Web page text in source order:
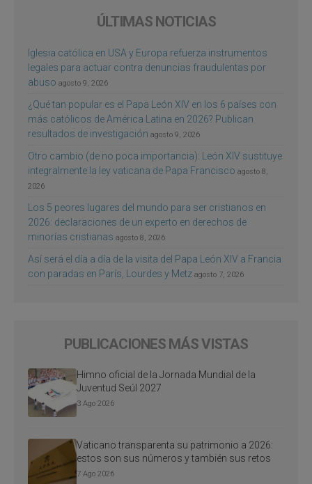
ÚLTIMAS NOTICIAS
Iglesia católica en USA y Europa refuerza instrumentos
legales para actuar contra denuncias fraudulentas por
abuso agosto 9, 2026
¿Qué tan popular es el Papa León XIV en los 6 países con
más católicos de América Latina en 2026? Publican
resultados de investigación agosto 9, 2026
Otro cambio (de no poca importancia): León XIV sustituye
integralmente la ley vaticana de Papa Francisco agosto 8,
2026
Los 5 peores lugares del mundo para ser cristianos en
2026: declaraciones de un experto en derechos de
minorías cristianas agosto 8, 2026
Así será el día a día de la visita del Papa León XIV a Francia
con paradas en París, Lourdes y Metz agosto 7, 2026
PUBLICACIONES MÁS VISTAS
Himno oficial de la Jornada Mundial de la
Juventud Seúl 2027
3 Ago 2026
Vaticano transparenta su patrimonio a 2026:
estos son sus números y también sus retos
7 Ago 2026